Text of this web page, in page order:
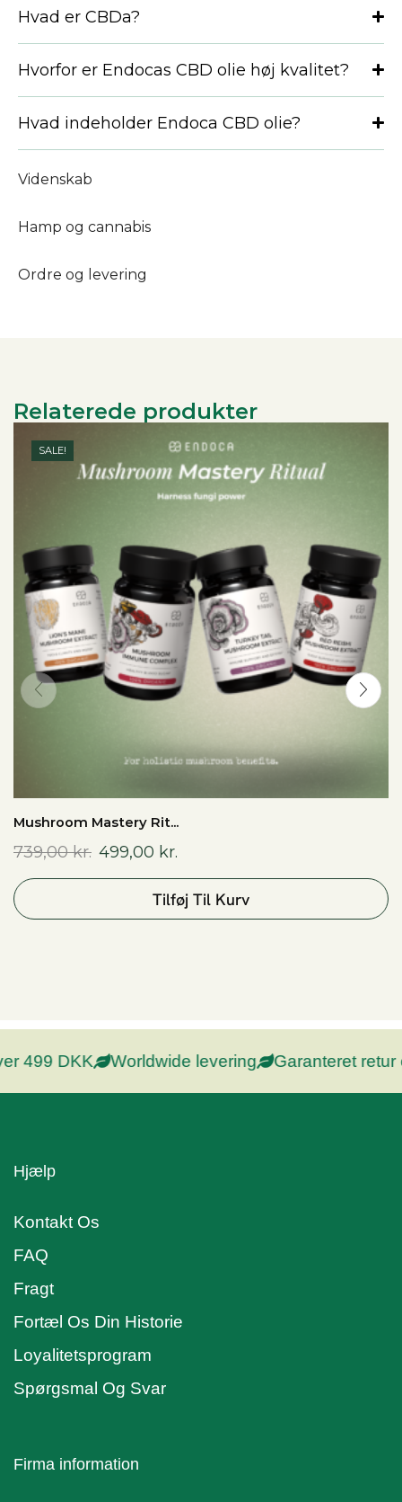
Videnskab
Hamp og cannabis
Ordre og levering
Hvad er CBDa?
Hvorfor er Endocas CBD olie høj kvalitet?
Hvad indeholder Endoca CBD olie?
Relaterede produkter
SALE!
Mushroom Mastery Rit...
739,00kr. 499,00 kr.
Tilføj Til Kurv
DKK Worldwide levering Garanteret retur og
Hjælp
Kontakt Os
FAQ
Fragt
Fortæl Os Din Historie
Loyalitetsprogram
Spørgsmal Og Svar
Firma information